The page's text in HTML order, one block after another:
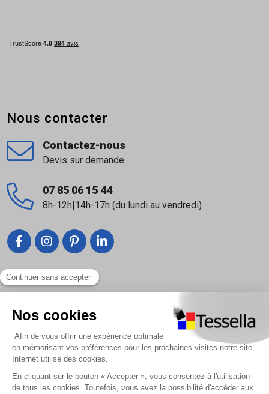
Liens utiles
Nous contacter
À propos
Paiement sécurisé
Livraison | Retour client
Nous contacter
Contactez-nous
Devis sur demande
07 85 06 15 44
8h-12h|14h-17h (du lundi au vendredi)